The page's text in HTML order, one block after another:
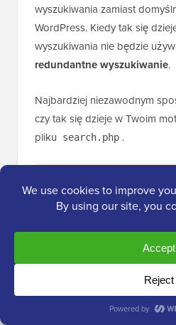
wyszukiwania zamiast
WordPress. Kiedy tak się
wyszukiwania nie będzie
redundantne wyszukiwanie.
Najbardziej niezawodnym
czy tak się dzieje w Twoim
pliku
search.php .
📝Uwaga:Ten krok jest
techniczny. Jeśli nie
poprosić swojego
wyszukiwania motywu.
przełączyć się namotyw
działa poprawnie z